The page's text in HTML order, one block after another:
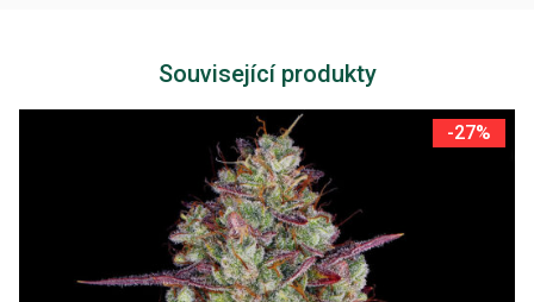
Související produkty
-27%